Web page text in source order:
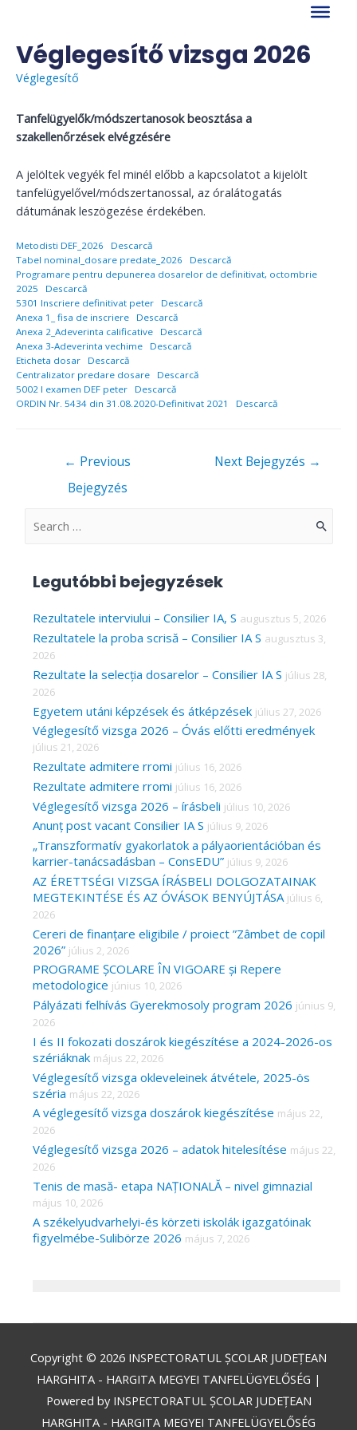
content
Véglegesítő vizsga 2026
Véglegesítő
Tanfelügyelők/módszertanosok beosztása a
szakellenőrzések elvégzésére
A jelöltek vegyék fel minél előbb a kapcsolatot a kijelölt
tanfelügyelővel/módszertanossal, az óralátogatás
dátumának leszögezése érdekében.
Metodisti DEF_2026
Descarcă
Tabel nominal_dosare predate_2026
Descarcă
Programare pentru depunerea dosarelor de definitivat, octombrie
2025
Descarcă
5301 Inscriere definitivat peter
Descarcă
Anexa 1_ fisa de inscriere
Descarcă
Anexa 2_Adeverinta calificative
Descarcă
Anexa 3-Adeverinta vechime
Descarcă
Eticheta dosar
Descarcă
Centralizator predare dosare
Descarcă
5002 I examen DEF peter
Descarcă
ORDIN Nr. 5434 din 31.08.2020-Definitivat 2021
Descarcă
← Previous
Bejegyzés
Next Bejegyzés →
S
c
h
f
o
r
:
Legutóbbi bejegyzések
Rezultatele interviului – Consilier IA, S augusztus 5, 2026
Rezultatele la proba scrisă – Consilier IA S augusztus 3,
2026
Rezultate la selecția dosarelor – Consilier IA S július 28,
2026
Egyetem utáni képzések és átképzések július 27, 2026
Véglegesítő vizsga 2026 – Óvás előtti eredmények
július 21, 2026
Rezultate admitere rromi július 16, 2026
Rezultate admitere rromi július 16, 2026
Véglegesítő vizsga 2026 – írásbeli július 10, 2026
Anunț post vacant Consilier IA S július 9, 2026
„Transzformatív gyakorlatok a pályaorientációban és
karrier-tanácsadásban – ConsEDU” július 9, 2026
AZ ÉRETTSÉGI VIZSGA ÍRÁSBELI DOLGOZATAINAK
MEGTEKINTÉSE ÉS AZ ÓVÁSOK BENYÚJTÁSA július 6,
2026
Cereri de finanțare eligibile / proiect ”Zâmbet de copil
2026” július 2, 2026
PROGRAME ȘCOLARE ÎN VIGOARE și Repere
metodologice június 10, 2026
Pályázati felhívás Gyerekmosoly program 2026 június 9,
2026
I és II fokozati doszárok kiegészítése a 2024-2026-os
szériáknak május 22, 2026
Véglegesítő vizsga okleveleinek átvétele, 2025-ös
széria május 22, 2026
A véglegesítő vizsga doszárok kiegészítése május 22,
2026
Véglegesítő vizsga 2026 – adatok hitelesítése május 22,
2026
Tenis de masă- etapa NAȚIONALĂ – nivel gimnazial
május 10, 2026
A székelyudvarhelyi-és körzeti iskolák igazgatóinak
figyelmébe-Sulibörze 2026 május 7, 2026
Copyright © 2026 INSPECTORATUL ȘCOLAR JUDEȚEAN
HARGHITA - HARGITA MEGYEI TANFELÜGYELŐSÉG |
Powered by INSPECTORATUL ȘCOLAR JUDEȚEAN
HARGHITA - HARGITA MEGYEI TANFELÜGYELŐSÉG